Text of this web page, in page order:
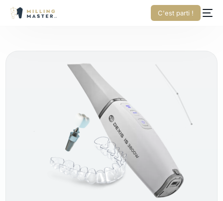
C'est parti !
Français